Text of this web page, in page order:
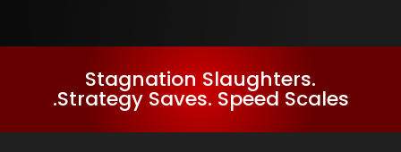
Stagnation Slaughters.
Strategy Saves. Speed Scales.